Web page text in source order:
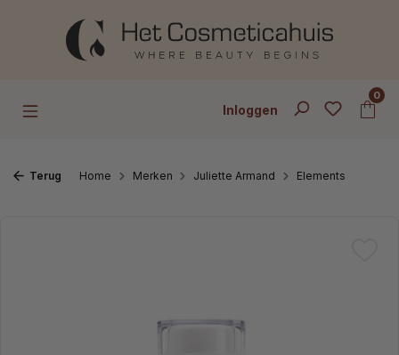
Ga naar de hoofdinhoud
Inloggen
0
Terug Home Merken Juliette Armand Elements